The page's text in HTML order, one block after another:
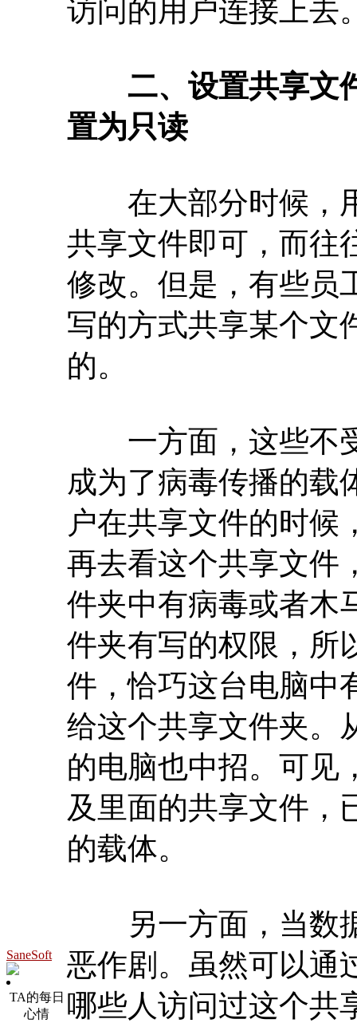
SaneSoft
TA的每日
心情
访问的用户连接上去
二、设置共享文
置为只读
在大部分时候，用
共享文件即可，而往
修改。但是，有些员
写的方式共享某个文
的。
一方面，这些不受
成为了病毒传播的载
户在共享文件的时候
再去看这个共享文件
件夹中有病毒或者木
件夹有写的权限，所
件，恰巧这台电脑中
给这个共享文件夹。
的电脑也中招。可见
及里面的共享文件，
的载体。
另一方面，当数据
恶作剧。虽然可以通
哪些人访问过这个共